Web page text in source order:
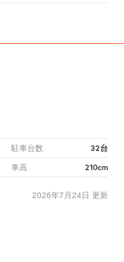
駐車台数 32台
車高 210cm
2026年7月24日 更新